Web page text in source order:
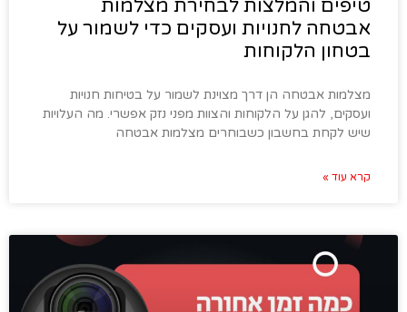
טיפים והמלצות לבחירת מצלמות
אבטחה לחנויות ועסקים כדי לשמור על
בטחון הלקוחות
מצלמות אבטחה הן דרך מצוינת לשמור על בטיחות חנויות
ועסקים, להגן על הלקוחות והצוות מפני נזק אפשרי. מה העלויות
שיש לקחת בחשבון כשבוחרים מצלמות אבטחה
קרא עוד »